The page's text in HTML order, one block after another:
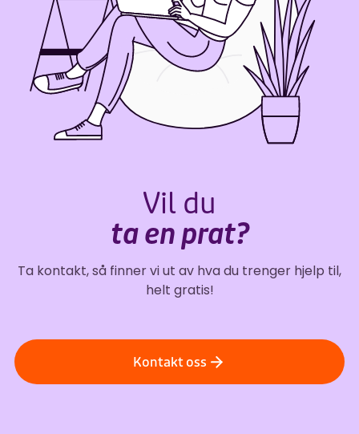
Vil du
ta en prat?
Ta kontakt, så finner vi ut av hva du trenger hjelp til,
helt gratis!
Kontakt oss